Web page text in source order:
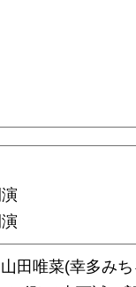
田唯菜(幸多み